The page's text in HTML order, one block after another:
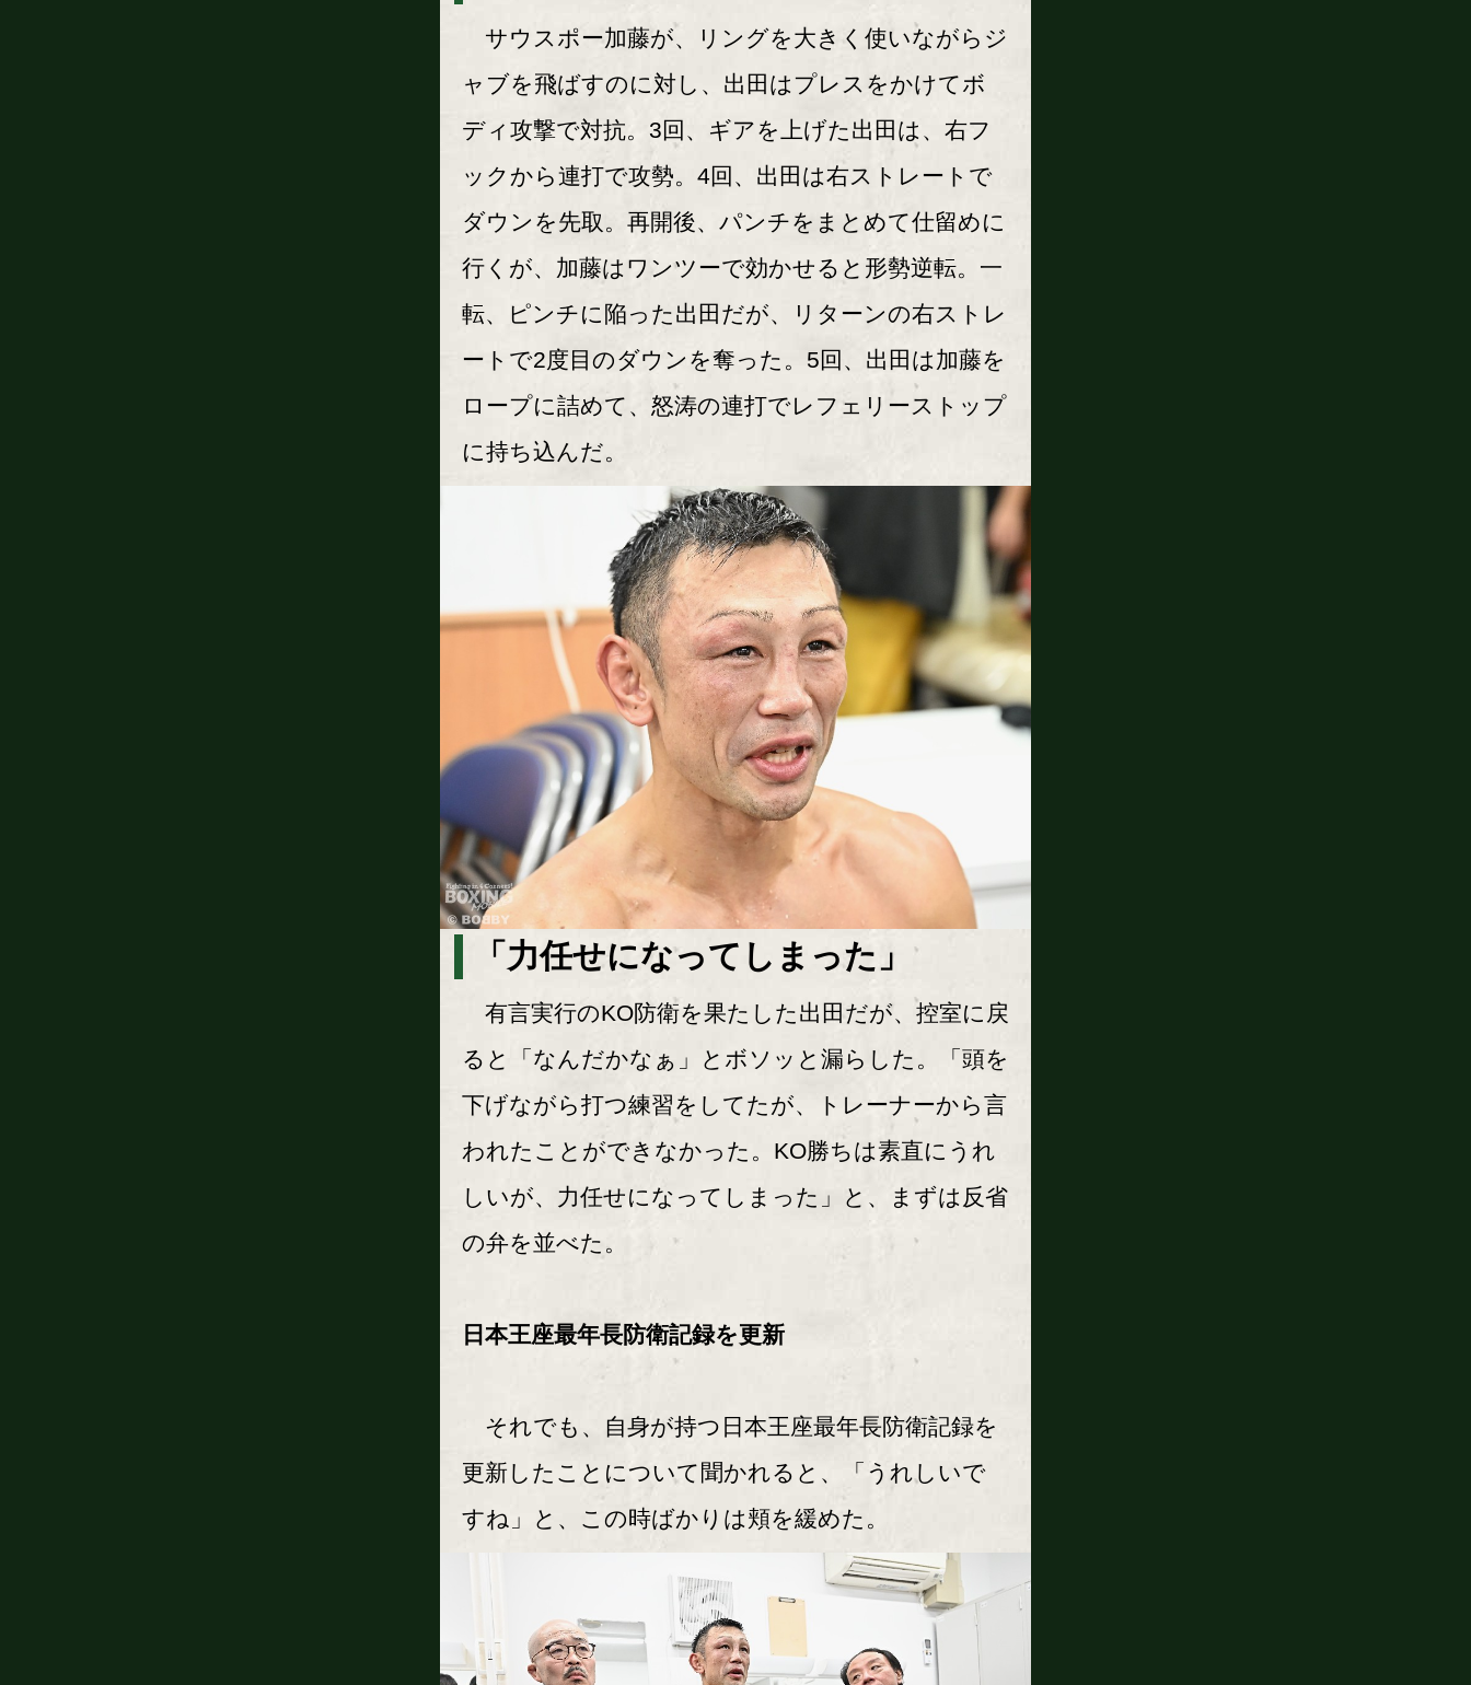
サウスポー加藤が、リングを大きく使いながらジ
ャブを飛ばすのに対し、出田はプレスをかけてボ
ディ攻撃で対抗。3回、ギアを上げた出田は、右フ
ックから連打で攻勢。4回、出田は右ストレートで
ダウンを先取。再開後、パンチをまとめて仕留めに
行くが、加藤はワンツーで効かせると形勢逆転。一
転、ピンチに陥った出田だが、リターンの右ストレ
ートで2度目のダウンを奪った。5回、出田は加藤を
ロープに詰めて、怒涛の連打でレフェリーストップ
に持ち込んだ。
「力任せになってしまった」
有言実行のKO防衛を果たした出田だが、控室に戻
ると「なんだかなぁ」とボソッと漏らした。「頭を
下げながら打つ練習をしてたが、トレーナーから言
われたことができなかった。KO勝ちは素直にうれ
しいが、力任せになってしまった」と、まずは反省
の弁を並べた。
日本王座最年長防衛記録を更新
それでも、自身が持つ日本王座最年長防衛記録を
更新したことについて聞かれると、「うれしいで
すね」と、この時ばかりは頬を緩めた。